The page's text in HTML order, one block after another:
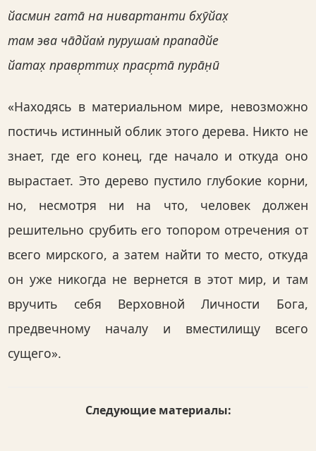
йасмин гата̄ на нивартанти бхӯйах̣
там эва ча̄дйам̇ пурушам̇ прападйе
йатах̣ правр̣ттих̣ праср̣та̄ пура̄н̣ӣ
«Находясь в материальном мире, невозможно
постичь истинный облик этого дерева. Никто не
знает, где его конец, где начало и откуда оно
вырастает. Это дерево пустило глубокие корни,
но, несмотря ни на что, человек должен
решительно срубить его топором отречения от
всего мирского, а затем найти то место, откуда
он уже никогда не вернется в этот мир, и там
вручить себя Верховной Личности Бога,
предвечному началу и вместилищу всего
сущего».
Следующие материалы: